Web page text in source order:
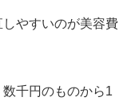
やすいのが美容費
千円のものから1